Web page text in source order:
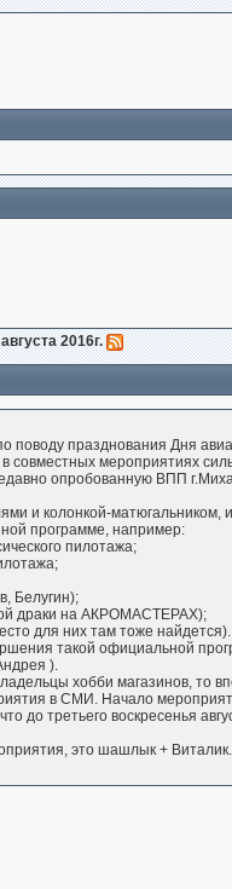
2016г.
поводу празднования Дня
мероприятиях
опробованную ВПП
и колонкой-матюгальником,
программе, например:
пилотажа;
Белугин);
драки на АКРОМАСТЕРАХ);
для них там тоже найдется).
такой официальной
).
хобби магазинов, то
в СМИ. Начало
до третьего воскресенья
это шашлык + Виталик.